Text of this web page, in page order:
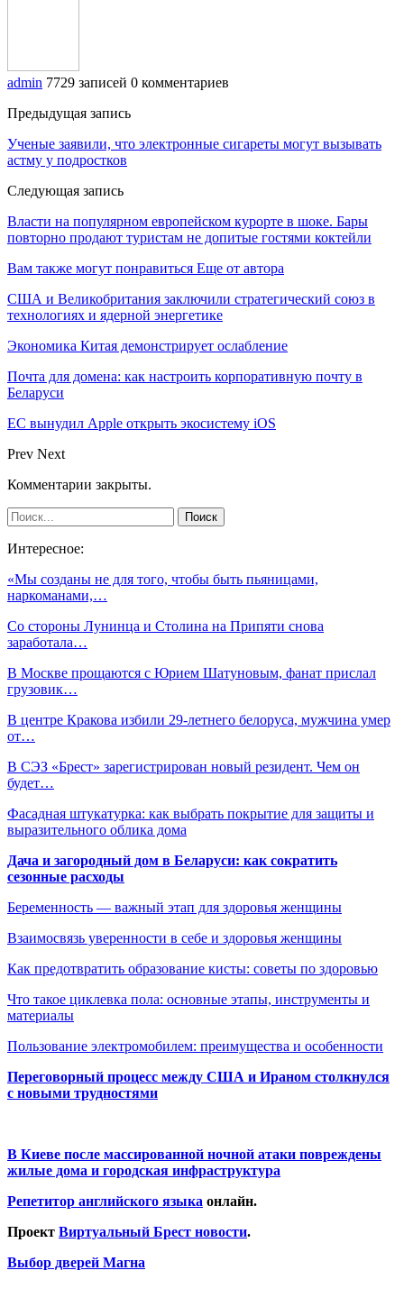
admin 7729 записей 0 комментариев
Предыдущая запись
Ученые заявили, что электронные сигареты могут вызывать
астму у подростков
Следующая запись
Власти на популярном европейском курорте в шоке. Бары
повторно продают туристам не допитые гостями коктейли
Вам также могут понравиться Еще от автора
США и Великобритания заключили стратегический союз в
технологиях и ядерной энергетике
Экономика Китая демонстрирует ослабление
Почта для домена: как настроить корпоративную почту в
Беларуси
ЕС вынудил Apple открыть экосистему iOS
Prev Next
Комментарии закрыты.
Интересное:
«Мы созданы не для того, чтобы быть пьяницами,
наркоманами,…
Со стороны Лунинца и Столина на Припяти снова
заработала…
В Москве прощаются с Юрием Шатуновым, фанат прислал
грузовик…
В центре Кракова избили 29-летнего белоруса, мужчина умер
от…
В СЭЗ «Брест» зарегистрирован новый резидент. Чем он
будет…
Фасадная штукатурка: как выбрать покрытие для защиты и
выразительного облика дома
Дача и загородный дом в Беларуси: как сократить
сезонные расходы
Беременность — важный этап для здоровья женщины
Взаимосвязь уверенности в себе и здоровья женщины
Как предотвратить образование кисты: советы по здоровью
Что такое циклевка пола: основные этапы, инструменты и
материалы
Пользование электромобилем: преимущества и особенности
Переговорный процесс между США и Ираном столкнулся
с новыми трудностями
В Киеве после массированной ночной атаки повреждены
жилые дома и городская инфраструктура
Репетитор английского языка онлайн.
Проект Виртуальный Брест новости.
Выбор дверей Магна